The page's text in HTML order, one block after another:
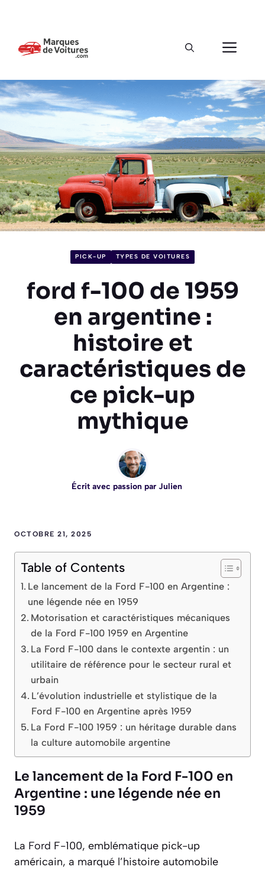
PICK-UP TYPES DE VOITURES
ford f-100 de 1959
en argentine :
histoire et
caractéristiques de
ce pick-up
mythique
Écrit avec passion par Julien
OCTOBRE 21, 2025
Table of Contents
Le lancement de la Ford F-100 en Argentine :
une légende née en 1959
Motorisation et caractéristiques mécaniques
de la Ford F-100 1959 en Argentine
La Ford F-100 dans le contexte argentin : un
utilitaire de référence pour le secteur rural et
urbain
L’évolution industrielle et stylistique de la
Ford F-100 en Argentine après 1959
La Ford F-100 1959 : un héritage durable dans
la culture automobile argentine
Le lancement de la Ford F-100 en
Argentine : une légende née en
1959
La Ford F-100, emblématique pick-up
américain, a marqué l’histoire automobile